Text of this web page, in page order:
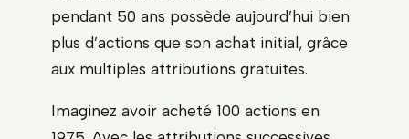
pendant 50 ans possède aujourd’hui bien
plus d’actions que son achat initial, grâce
aux multiples attributions gratuites.
Imaginez avoir acheté 100 actions en